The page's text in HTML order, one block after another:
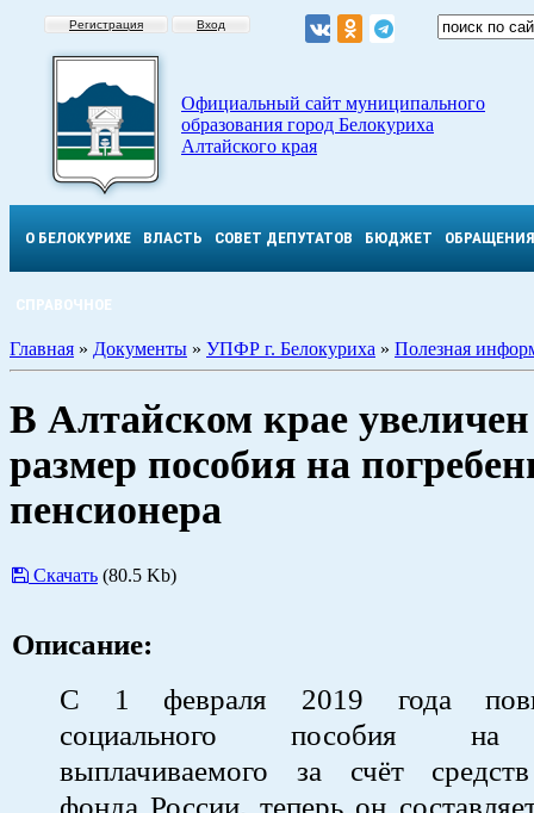
Регистрация Вход
Официальный сайт муниципального
образования город Белокуриха
Алтайского края
О БЕЛОКУРИХЕ ВЛАСТЬ СОВЕТ ДЕПУТАТОВ БЮДЖЕТ ОБРАЩЕНИЯ
СПРАВОЧНОЕ
Главная » Документы » УПФР г. Белокуриха » Полезная
В Алтайском крае
размер пособия на
пенсионера
Скачать (80.5 Kb)
Описание:
С 1 февраля 2019 года
социального пособия на
выплачиваемого за счёт